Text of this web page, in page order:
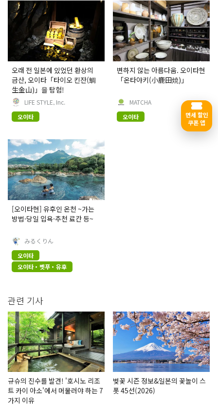
오래 전 일본에 있었던 환상의
금산, 오이타「타이오 킨잔(鯛
生金山)」을 탐험!
LIFE STYLE, Inc.
오이타
변하지 않는 아름다움. 오이타현
「온타야키(小鹿田焼)」
MATCHA
오이타
[오이타현] 유후인 온천 ~가는
방법·당일 입욕·추천 료칸 등~
みるくりん
오이타
오이타・벳푸・유후
관련 기사
규슈의 진수를 발견! '호시노 리조
트 카이 아소'에서 머물러야 하는 7
가지 이유
벚꽃 시즌 정보&일본의 꽃놀이 스
폿 45선(2026)
면세 할인
쿠폰 앱